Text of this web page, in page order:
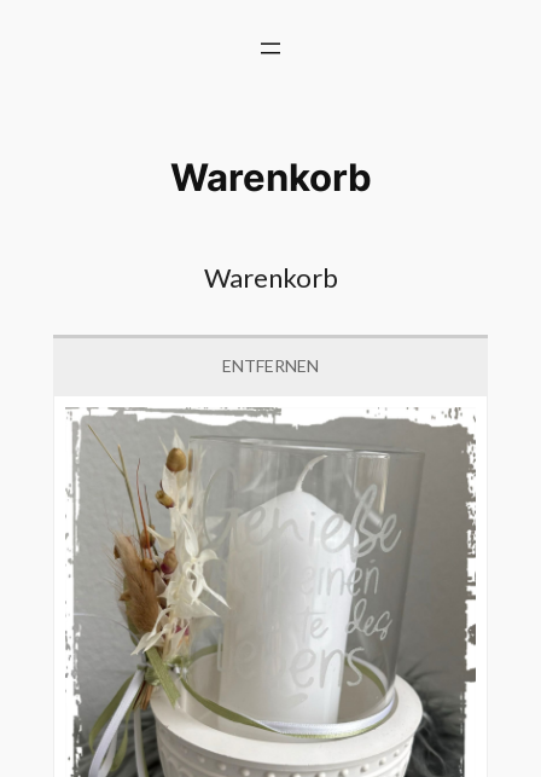
Warenkorb
Warenkorb
ENTFERNEN